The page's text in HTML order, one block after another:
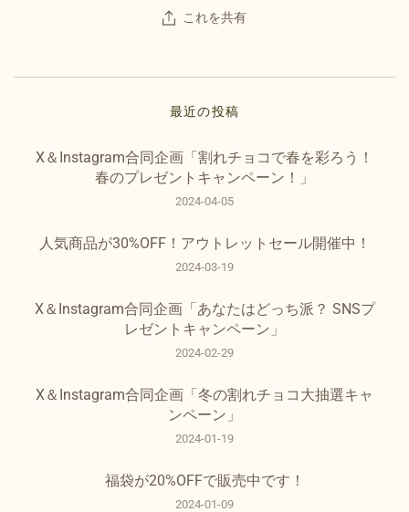
これを共有
最近の投稿
X＆Instagram合同企画「割れチョコで春を彩ろう！
春のプレゼントキャンペーン！」
2024-04-05
人気商品が30%OFF！アウトレットセール開催中！
2024-03-19
X＆Instagram合同企画「あなたはどっち派？ SNSプ
レゼントキャンペーン」
2024-02-29
X＆Instagram合同企画「冬の割れチョコ大抽選キャ
ンペーン」
2024-01-19
福袋が20%OFFで販売中です！
2024-01-09